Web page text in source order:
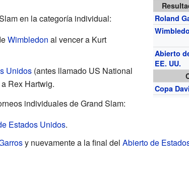
Roland
Abierto
EE. UU.
Copa
en la categoría individual:
Wimbledon al vencer a Kurt
Unidos(antes llamado US National
Rex Hartwig.
individuales de Grand Slam:
Estados Unidos.
y nuevamente a la final del Abierto de